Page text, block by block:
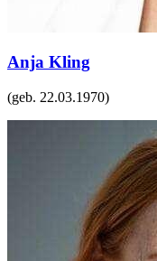
Anja Kling
(geb. 22.03.1970)